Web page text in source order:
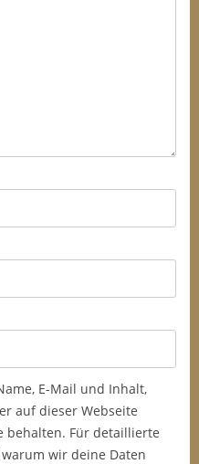
E-Mail und Inhalt,
auf dieser Webseite
behalten. Für detaillierte
wir deine Daten